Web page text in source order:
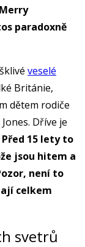
paradoxně
veselé
Británie,
dětem rodiče
Dříve je
Před 15 lety to
jsou hitem a
není to
celkem
svetrů